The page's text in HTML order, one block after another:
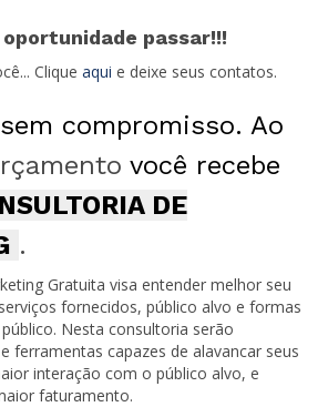
passar!!!
Clique aqui e deixe seus contatos.
compromisso. Ao
você recebe
DE
.
Gratuita visa entender melhor seu
fornecidos, público alvo e formas
Nesta consultoria serão
ferramentas capazes de alavancar seus
interação com o público alvo, e
faturamento.